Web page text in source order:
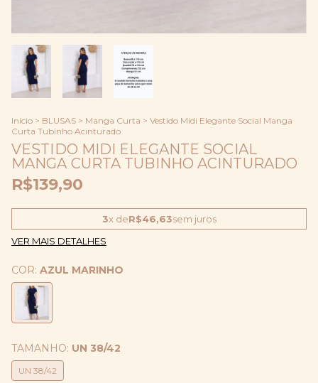
Início > BLUSAS > Manga Curta > Vestido Midi Elegante Social Manga
Curta Tubinho Acinturado
VESTIDO MIDI ELEGANTE SOCIAL
MANGA CURTA TUBINHO ACINTURADO
R$139,90
3x deR$46,63sem juros
VER MAIS DETALHES
COR: AZUL MARINHO
TAMANHO: UN 38/42
UN 38/42